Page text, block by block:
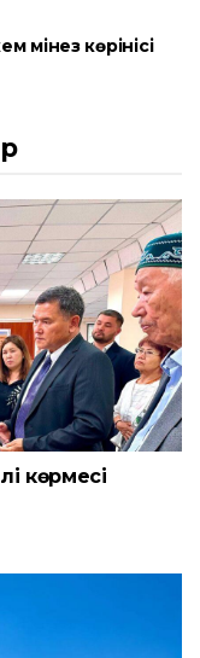
мінез көрінісі
көрмесі